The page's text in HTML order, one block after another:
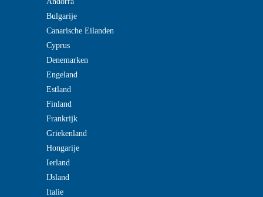
Bulgarije
Canarische Eilanden
Cyprus
Denemarken
Engeland
Estland
Finland
Frankrijk
Griekenland
Hongarije
Ierland
IJsland
Italie